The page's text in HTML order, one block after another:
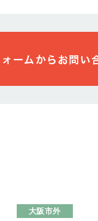
大阪市外